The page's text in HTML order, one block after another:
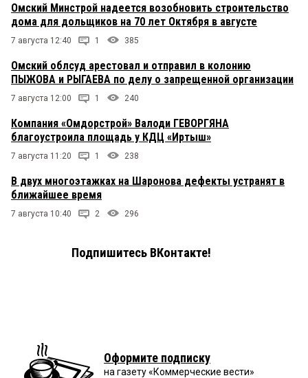
Омский Минстрой надеется возобновить строительство
дома для дольщиков на 70 лет Октября в августе
7 августа 12:40 1 385
Омский облсуд арестовал и отправил в колонию
ПЫЖОВА и РЫГАЕВА по делу о запрещенной организации
7 августа 12:00 1 240
Компания «Омдорстрой» Валоди ГЕВОРГЯНА
благоустроила площадь у КДЦ «Иртыш»
7 августа 11:20 1 238
В двух многоэтажках на Шаронова дефекты устранят в
ближайшее время
7 августа 10:40 2 296
Подпишитесь ВКонтакте!
Оформите подписку
на газету «Коммерческие вести»